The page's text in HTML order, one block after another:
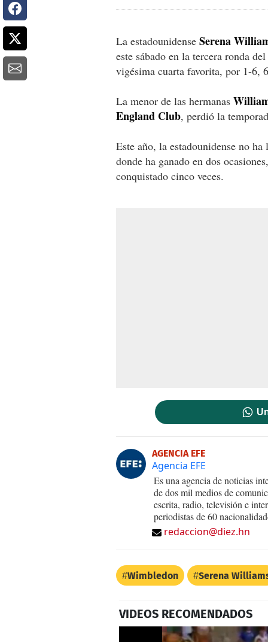
La estadounidense Serena
este sábado en la tercera ronda
vigésima cuarta favorita, por 1-6,
La menor de las hermanas
England Club, perdió la
Este año, la estadounidense no
donde ha ganado en dos
conquistado cinco veces.
AGENCIA EFE
Agencia EFE
Es una agencia de noticias
de dos mil medios de
escrita, radio, televisión e
periodistas de 60
redaccion@diez.hn
Wimbledon Serena
VIDEOS RECOMENDADOS